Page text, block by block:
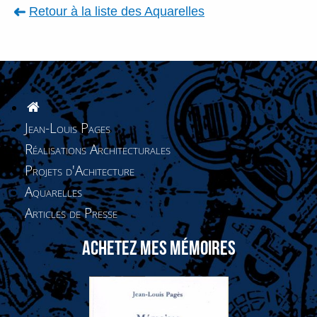
Retour à la liste desAquarelles
Jean-Louis Pages
Réalisations Architecturales
Projets d'Achitecture
Aquarelles
Articles de Presse
ACHETEZ MES MÉMOIRES